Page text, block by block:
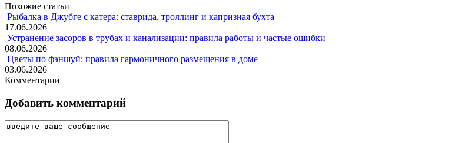
Похожие статьи
Рыбалка в Джубге с катера: ставрида, троллинг и капризная бухта
17.06.2026
Устранение засоров в трубах и канализации: правила работы и частые ошибки
08.06.2026
Цветы по фэншуй: правила гармоничного размещения в доме
03.06.2026
Комментарии
Добавить комментарий